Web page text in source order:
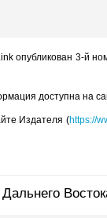
опубликован 3-й
доступна на
Издателя (https://